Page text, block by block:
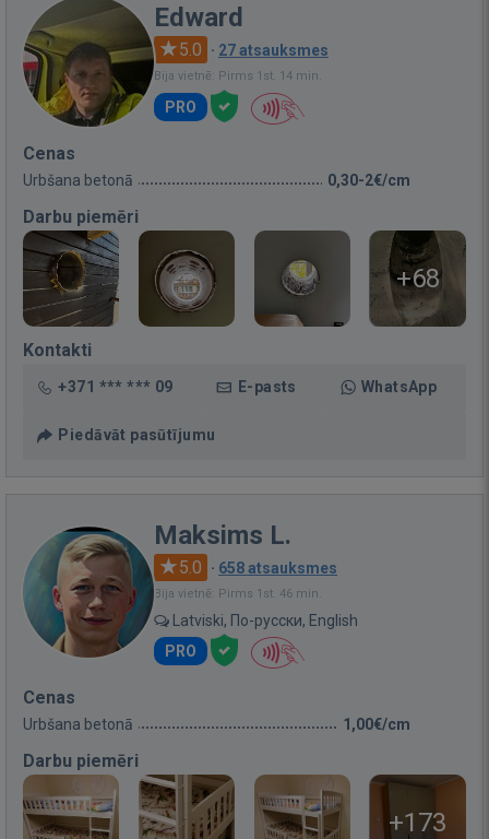
Edward
5.0 · 27 atsauksmes
Bija vietnē: Pirms 1st. 14 min.
PRO
Cenas
Urbšana betonā 0,30-2€/cm
Darbu piemēri
+68
Kontakti
+371 *** *** 09 E-pasts WhatsApp
Piedāvāt pasūtījumu
Maksims L.
5.0 · 658 atsauksmes
Bija vietnē: Pirms 1st. 46 min.
Latviski, По-русски, English
PRO
Cenas
Urbšana betonā 1,00€/cm
Darbu piemēri
+173